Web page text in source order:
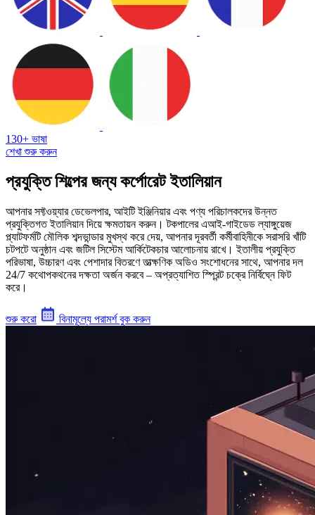
130+ ভাষা
শেখা শুরু করুন
প্রযুক্তি শিল্পের জন্য কর্পোরেট ইতালিয়ান
আপনার সফ্টওয়্যার ডেভেলপার, আইটি ইঞ্জিনিয়ার এবং পণ্য পরিচালকদের উন্নত
প্রযুক্তিগত ইতালিয়ান দিয়ে ক্ষমতায়ন করুন। টকপালের এআই-গাইডেড ল্যাঙ্গুয়েজ
প্ল্যাটফর্মটি মৌলিক শব্দভান্ডার মুখস্থ করে দেয়, আপনার দূরবর্তী কর্মীবাহিনীকে সরাসরি খাঁটি
চটপটে অনুষ্ঠান এবং জটিল সিস্টেম আর্কিটেকচার আলোচনায় রাখে। ইতালীয় প্রযুক্তি
পরিভাষা, উচ্চারণ এবং পেশাদার বিতরণে তাত্ক্ষণিক অডিও সংশোধনের সাথে, আপনার দল
24/7 কথোপকথনের দক্ষতা অর্জন করবে – অপ্রত্যাশিত স্প্রিন্ট চক্রে নির্বিঘ্নে ফিট
করে।
শুরু করো বিনামূল্যে পরামর্শ বুক করুন